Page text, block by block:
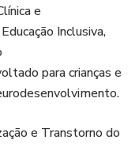
e
Inclusiva,
para crianças e
e Transtorno do